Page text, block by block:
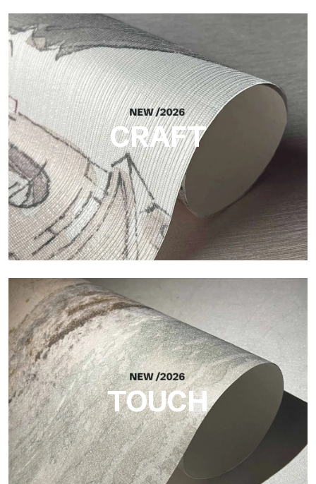
Silk
Acabado luminoso y elegante, con una sutil trama vertical que
refleja la luz y aporta profundidad a la superficie.
CRAFT
Craft
Acabado inspirado en las fibras naturales, con un relieve
esencial que aporta equilibrio, profundidad y una materialidad
elegante a la superficie.
TOUCH